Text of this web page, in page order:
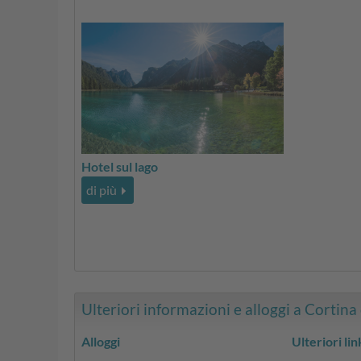
Hotel sul lago
di più
Ulteriori informazioni e alloggi a Cortina
Alloggi Ulteriori